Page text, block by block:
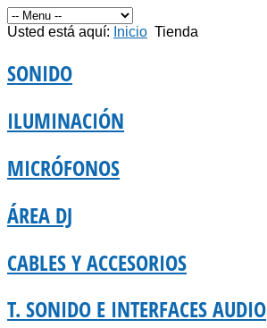
Usted está aquí: Inicio Tienda
SONIDO
ILUMINACIÓN
MICRÓFONOS
ÁREA DJ
CABLES Y ACCESORIOS
T. SONIDO E INTERFACES AUDIO